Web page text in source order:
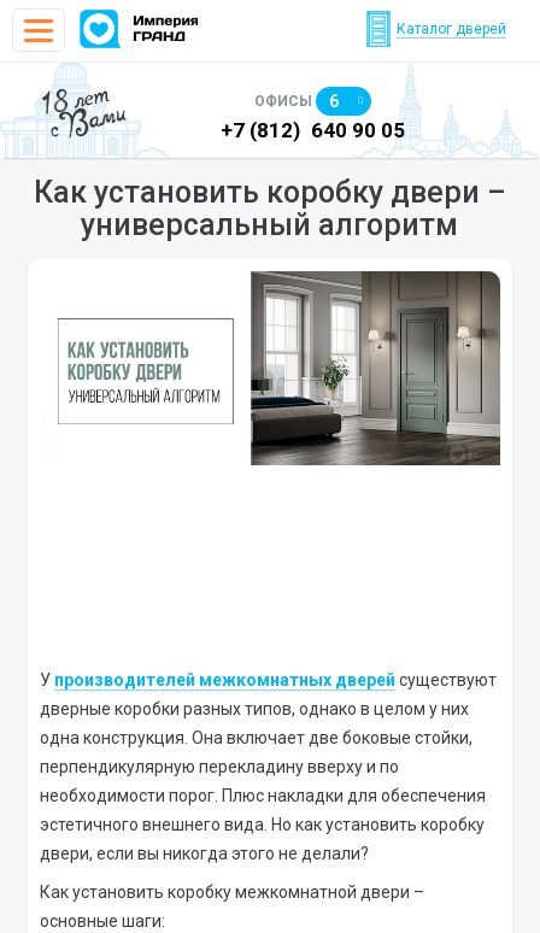
Каталог дверей
18 лет
с Вами ОФИСЫ 6
640 90 48 +7 (812) 640 90 05
Как установить коробку двери –
универсальный алгоритм
У производителей межкомнатных дверей существуют
дверные коробки разных типов, однако в целом у них
одна конструкция. Она включает две боковые стойки,
перпендикулярную перекладину вверху и по
необходимости порог. Плюс накладки для обеспечения
эстетичного внешнего вида. Но как установить коробку
двери, если вы никогда этого не делали?
Как установить коробку межкомнатной двери –
основные шаги: